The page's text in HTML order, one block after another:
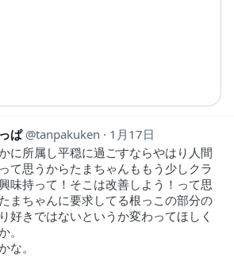
ぱ tanpakuken
1月17日
に所属し平穏に過ごすならやはり人間
て思うからたまちゃんももう少しクラ
味持って！そこは改善しよう！って思
まちゃんに要求してる根っこの部分の
好きではないというか変わってほしく
。
な。